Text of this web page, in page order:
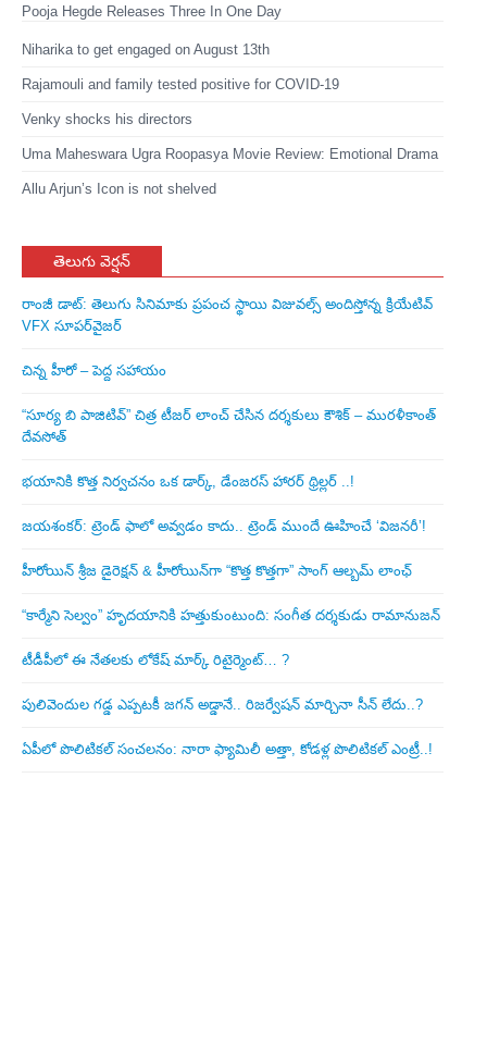
Pooja Hegde Releases Three In One Day
Niharika to get engaged on August 13th
Rajamouli and family tested positive for COVID-19
Venky shocks his directors
Uma Maheswara Ugra Roopasya Movie Review: Emotional Drama
Allu Arjun’s Icon is not shelved
తెలుగు వెర్షన్
రాంజీ డాట్: తెలుగు సినిమాకు ప్రపంచ స్థాయి విజువల్స్ అందిస్తోన్న క్రియేటివ్
VFX సూపర్‌వైజర్
చిన్న హీరో – పెద్ద సహాయం
“సూర్య బి పాజిటివ్” చిత్ర టీజర్ లాంచ్ చేసిన‌ దర్శకులు కౌశిక్ – మురళీకాంత్
దేవసోత్
భయానికి కొత్త నిర్వచనం ఒక డార్క్, డేంజరస్ హారర్ థ్రిల్లర్ ..!
జయశంకర్: ట్రెండ్‌ ఫాలో అవ్వడం కాదు.. ట్రెండ్‌ ముందే ఊహించే ‘విజనరీ’!
హీరోయిన్ శ్రీజ డైరెక్ష‌న్ & హీరోయిన్‌గా “కొత్త కొత్తగా” సాంగ్ ఆల్బమ్ లాంఛ్
“కార్మేని సెల్వం” హృదయానికి హత్తుకుంటుంది: సంగీత దర్శకుడు రామానుజన్
టీడీపీలో ఈ నేత‌ల‌కు లోకేష్ మార్క్ రిటైర్మెంట్‌… ?
పులివెందుల గ‌డ్డ ఎప్ప‌ట‌కీ జ‌గ‌న్ అడ్డానే.. రిజ‌ర్వేష‌న్ మార్చినా సీన్ లేదు..?
ఏపీలో పొలిటిక‌ల్ సంచ‌ల‌నం: నారా ఫ్యామిలీ అత్తా, కోడ‌ళ్ల పొలిటికల్ ఎంట్రీ..!